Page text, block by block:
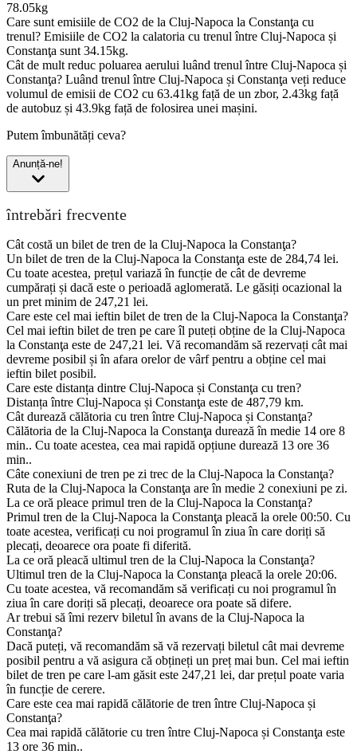
78.05kg
Care sunt emisiile de CO2 de la Cluj-Napoca la Constanţa cu
trenul? Emisiile de CO2 la calatoria cu trenul între Cluj-Napoca și
Constanţa sunt 34.15kg.
Cât de mult reduc poluarea aerului luând trenul între Cluj-Napoca și
Constanţa? Luând trenul între Cluj-Napoca și Constanţa veți reduce
volumul de emisii de CO2 cu 63.41kg față de un zbor, 2.43kg față
de autobuz și 43.9kg față de folosirea unei mașini.
Putem îmbunătăți ceva?
Anunță-ne!
întrebări frecvente
Cât costă un bilet de tren de la Cluj-Napoca la Constanţa?
Un bilet de tren de la Cluj-Napoca la Constanţa este de 284,74 lei.
Cu toate acestea, prețul variază în funcție de cât de devreme
cumpărați și dacă este o perioadă aglomerată. Le găsiți ocazional la
un pret minim de 247,21 lei.
Care este cel mai ieftin bilet de tren de la Cluj-Napoca la Constanţa?
Cel mai ieftin bilet de tren pe care îl puteți obține de la Cluj-Napoca
la Constanţa este de 247,21 lei. Vă recomandăm să rezervați cât mai
devreme posibil și în afara orelor de vârf pentru a obține cel mai
ieftin bilet posibil.
Care este distanța dintre Cluj-Napoca și Constanţa cu tren?
Distanța între Cluj-Napoca și Constanţa este de 487,79 km.
Cât durează călătoria cu tren între Cluj-Napoca și Constanţa?
Călătoria de la Cluj-Napoca la Constanţa durează în medie 14 ore 8
min.. Cu toate acestea, cea mai rapidă opțiune durează 13 ore 36
min..
Câte conexiuni de tren pe zi trec de la Cluj-Napoca la Constanţa?
Ruta de la Cluj-Napoca la Constanţa are în medie 2 conexiuni pe zi.
La ce oră pleace primul tren de la Cluj-Napoca la Constanţa?
Primul tren de la Cluj-Napoca la Constanţa pleacă la orele 00:50. Cu
toate acestea, verificați cu noi programul în ziua în care doriți să
plecați, deoarece ora poate fi diferită.
La ce oră pleacă ultimul tren de la Cluj-Napoca la Constanţa?
Ultimul tren de la Cluj-Napoca la Constanţa pleacă la orele 20:06.
Cu toate acestea, vă recomandăm să verificați cu noi programul în
ziua în care doriți să plecați, deoarece ora poate să difere.
Ar trebui să îmi rezerv biletul în avans de la Cluj-Napoca la
Constanţa?
Dacă puteți, vă recomandăm să vă rezervați biletul cât mai devreme
posibil pentru a vă asigura că obțineți un preț mai bun. Cel mai ieftin
bilet de tren pe care l-am găsit este 247,21 lei, dar prețul poate varia
în funcție de cerere.
Care este cea mai rapidă călătorie de tren între Cluj-Napoca și
Constanţa?
Cea mai rapidă călătorie cu tren între Cluj-Napoca și Constanţa este
13 ore 36 min..